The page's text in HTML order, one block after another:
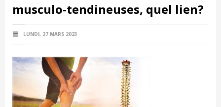
musculo-tendineuses, quel lien?
LUNDI, 27 MARS 2023